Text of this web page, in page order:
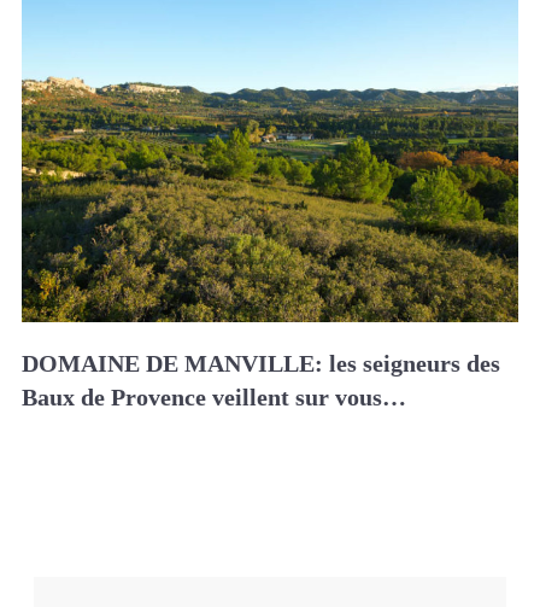
DOMAINE DE MANVILLE: les seigneurs des
Baux de Provence veillent sur vous…